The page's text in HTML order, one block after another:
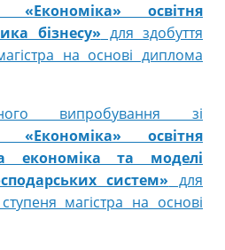
«Економіка» освітня
бізнесу» для здобуття
на основі диплома
випробування зі
«Економіка» освітня
економіка та моделі
систем» для
магістра на основі